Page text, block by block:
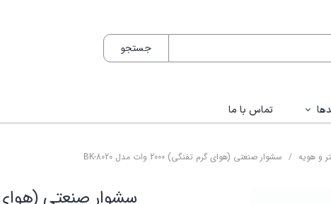
جستجو
تماس با ما
و هویه سشوار صنعتی (هوای گرم تفنگی) 2000 وات مدل BK-8020